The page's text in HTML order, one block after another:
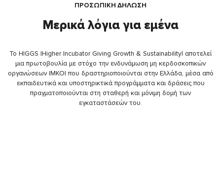
ΠΡΟΣΩΠΙΚΗ ΔΗΛΩΣΗ
Μερικά λόγια για εμένα
Το HIGGS |Higher Incubator Giving Growth & Sustainability| αποτελεί
μια πρωτοβουλία με στόχο την ενδυνάμωση μη κερδοσκοπικών
οργανώσεων |ΜΚΟ| που δραστηριοποιούνται στην Ελλάδα, μέσα από
εκπαιδευτικά και υποστηρικτικά προγράμματα και δράσεις που
πραγματοποιούνται στη σταθερή και μόνιμη δομή των
εγκαταστάσεών του.